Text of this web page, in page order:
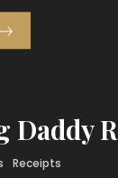
Daddy
Receipts